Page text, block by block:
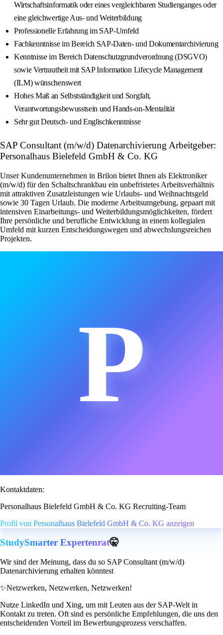
Wirtschaftsinformatik oder eines vergleichbaren Studienganges oder
eine gleichwertige Aus- und Weiterbildung
Professionelle Erfahrung im SAP-Umfeld
Fachkenntnisse im Bereich SAP-Daten- und Dokumentarchivierung
Kenntnisse im Bereich Datenschutzgrundverordnung (DSGVO)
sowie Vertrautheit mit SAP Information Lifecycle Management
(ILM) wünschenswert
Hohes Maß an Selbstständigkeit und Sorgfalt,
Verantwortungsbewusstsein und Hands-on-Mentalität
Sehr gut Deutsch- und Englischkenntnisse
SAP Consultant (m/w/d) Datenarchivierung Arbeitgeber:
Personalhaus Bielefeld GmbH & Co. KG
Unser Kundenunternehmen in Brilon bietet Ihnen als Elektroniker
(m/w/d) für den Schaltschrankbau ein unbefristetes Arbeitsverhältnis
mit attraktiven Zusatzleistungen wie Urlaubs- und Weihnachtsgeld
sowie 30 Tagen Urlaub. Die moderne Arbeitsumgebung, gepaart mit
intensiven Einarbeitungs- und Weiterbildungsmöglichkeiten, fördert
Ihre persönliche und berufliche Entwicklung in einem kollegialen
Umfeld mit kurzen Entscheidungswegen und abwechslungsreichen
Projekten.
P
Kontaktdaten:
Personalhaus Bielefeld GmbH & Co. KG Recruiting-Team
Profil von Personalhaus Bielefeld GmbH & Co. KG anzeigen
StudySmarter Expertenrat🤫
Wir sind der Meinung, dass du so SAP Consultant (m/w/d)
Datenarchivierung erhalten könntest
✨Netzwerken, Netzwerken, Netzwerken!
Nutze LinkedIn und Xing, um mit Leuten aus der SAP-Welt in
Kontakt zu treten. Oft sind es persönliche Empfehlungen, die uns den
entscheidenden Vorteil im Bewerbungsprozess verschaffen.